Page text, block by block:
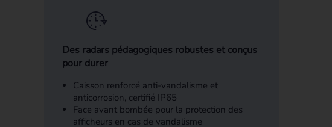
Des radars pédagogiques robustes et conçus
pour durer
Caisson renforcé anti-vandalisme et
anticorrosion, certifié IP65
Face avant bombée pour la protection des
afficheurs en cas de vandalisme